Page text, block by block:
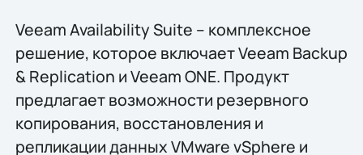
Veeam Availability Suite – комплексное
решение, которое включает Veeam Backup
& Replication и Veeam ONE. Продукт
предлагает возможности резервного
копирования, восстановления и
репликации данных VMware vSphere и